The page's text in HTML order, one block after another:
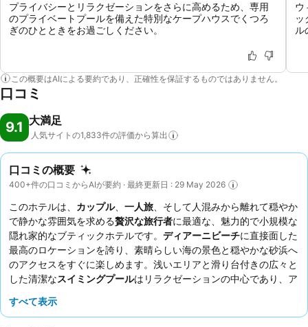
プライバシーとリラクゼーションをさらに高めるため、専用
のプライベートプールを備えた特別なケープハウスでくつろ
ぎのひとときをお過ごしください。
ウ
ッ
ル
この概要はAIによる要約であり、正確性を保証するものではありません。
口コミ
9.1 大満足
人気サイトの1,833件の評価から算出
口コミの概要
400+件の口コミからAIが要約 · 最終更新日 : 29 May 2026
このホテルは、 カップル、 一人旅 、そして人混みから離れて穏やか
で静かな雰囲気を求める贅沢な旅行者に最適な、魅力的で小規模な
隠れ家的なブティックホテルです。 ディアーニビーチに直接面した
最高のロケーションを誇り、素晴らしい海の景色と穏やかな砂浜へ
のアクセスをすぐに楽しめます。浅いエリアと滑り台付きの広々と
した清潔なスイミングプールはリラクゼーションの中心であり、ア
ります。ゲストは、歓迎してくれるきめ細やかなスタッフ、そして
すべて表示